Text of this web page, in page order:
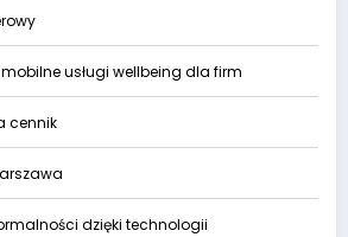
usługi wellbeing dla firm
cennik
dzięki technologii